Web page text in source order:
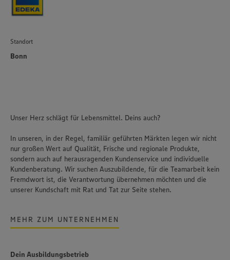
Standort
Bonn
Unser Herz schlägt für Lebensmittel. Deins auch?
In unseren, in der Regel, familiär geführten Märkten legen wir nicht
nur großen Wert auf Qualität, Frische und regionale Produkte,
sondern auch auf herausragenden Kundenservice und individuelle
Kundenberatung. Wir suchen Auszubildende, für die Teamarbeit kein
Fremdwort ist, die Verantwortung übernehmen möchten und die
unserer Kundschaft mit Rat und Tat zur Seite stehen.
MEHR ZUM UNTERNEHMEN
Dein Ausbildungsbetrieb